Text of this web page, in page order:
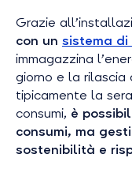
Grazie
con un sistema
immagazzina
giorno e la rilascia
tipicamente la
consumi, è
consumi, ma
sostenibilità e